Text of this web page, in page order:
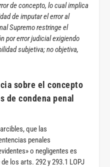
de concepto, lo cual implica
de imputar el error al
Supremo restringe el
por error judicial exigiendo
subjetiva; no objetiva,
sobre el concepto
de condena penal
que las
penales
o negligentes es
los arts. 292 y 293.1 LOPJ